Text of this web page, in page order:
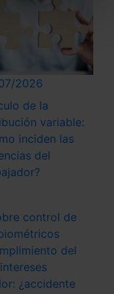
imprescindibles.
y
permitir en tu
utilizaremos
navegación.
2026
de la
variable:
inciden las
del
control de
del
¿accidente